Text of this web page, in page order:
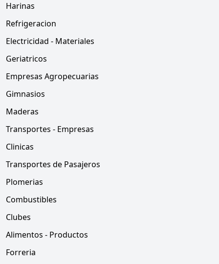
Harinas
Refrigeracion
Electricidad - Materiales
Geriatricos
Empresas Agropecuarias
Gimnasios
Maderas
Transportes - Empresas
Clinicas
Transportes de Pasajeros
Plomerias
Combustibles
Clubes
Alimentos - Productos
Forreria